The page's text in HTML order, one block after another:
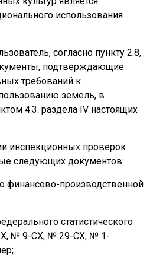
использования
согласно пункту 2.8,
подтверждающие
требований к
земель, в
4.3. раздела IV настоящих
инспекционных проверок
следующих документов:
финансово-производственной
статистического
№ 9-СХ, № 29-СХ, № 1-